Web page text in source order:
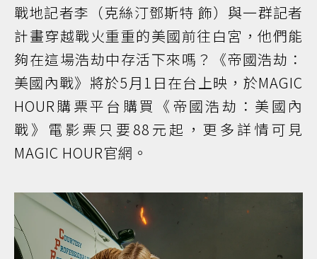
戰地記者李（克絲汀鄧斯特 飾）與一群記者
計畫穿越戰火重重的美國前往白宮，他們能
夠在這場浩劫中存活下來嗎？《帝國浩劫：
美國內戰》將於5月1日在台上映，於MAGIC
HOUR購票平台購買《帝國浩劫：美國內
戰》電影票只要88元起，更多詳情可見
MAGIC HOUR官網。